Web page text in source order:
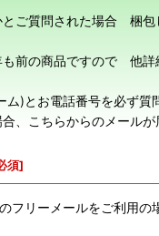
ご質問された場合 梱包
前の商品ですので 他詳
ム)とお電話番号を必ず質
、こちらからのメール
須]
フリーメールをご利用